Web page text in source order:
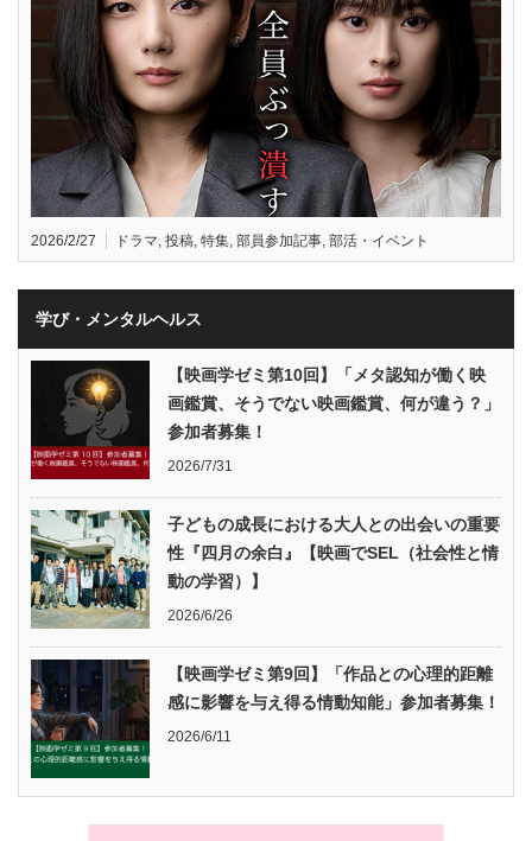
2026/2/27 ドラマ, 投稿, 特集, 部員参加記事, 部活・イベント
学び・メンタルヘルス
【映画学ゼミ第10回】「メタ認知が働く映
画鑑賞、そうでない映画鑑賞、何が違う？」
参加者募集！
2026/7/31
子どもの成長における大人との出会いの重要
性『四月の余白』【映画でSEL（社会性と情
動の学習）】
2026/6/26
【映画学ゼミ第9回】「作品との心理的距離
感に影響を与え得る情動知能」参加者募集！
2026/6/11